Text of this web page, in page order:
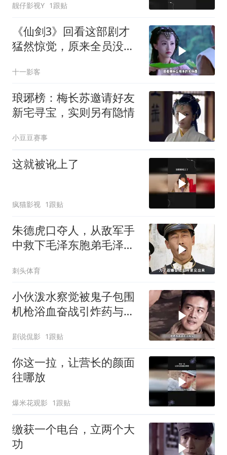
靓仔影视Y 1跟贴
《仙剑3》回看这部剧才
猛然惊觉，原来全员没有
十一影客
琅琊榜：梅长苏邀请好友
新宅寻宝，实则另有隐情
小豆豆赛事
这就被讹上了
疯猫影视 1跟贴
朱德虎口夺人，从敌军手
中救下毛泽东胞弟毛泽
刺头体育
小伙泼水察觉被鬼子包围
机枪浴血奋战引炸药与敌
剧说侃影 1跟贴
你这一拉，让营长的颜面
往哪放
爆米花观影 1跟贴
缴获一个电台，立两个大
功